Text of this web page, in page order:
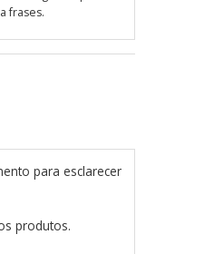
frases.
para esclarecer
produtos.